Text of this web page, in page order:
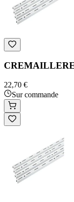
22,70 €
Sur commande